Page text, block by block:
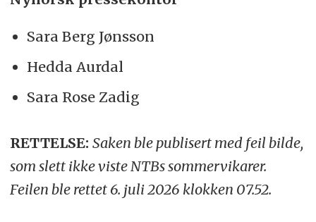
Sara Berg Jønsson
Hedda Aurdal
Sara Rose Zadig
RETTELSE: Saken ble publisert med feil bilde,
som slett ikke viste NTBs sommervikarer.
Feilen ble rettet 6. juli 2026 klokken 07.52.